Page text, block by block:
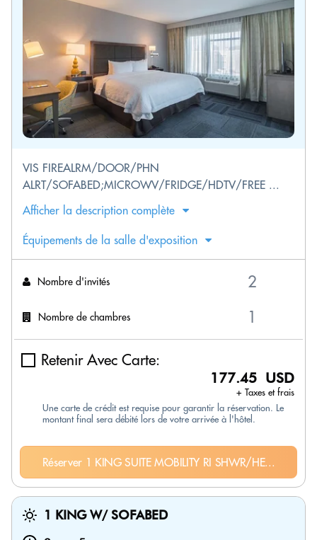
VIS FIREALRM/DOOR/PHN
ALRT/SOFABED;MICROWV/FRIDGE/HDTV/FREE ...
Afficher la description complète
Équipements de la salle d'exposition
Nombre d'invités
Nombre de chambres
Retenir Avec Carte:
177.45 USD
+ Taxes et frais
Une carte de crédit est requise pour garantir la réservation. Le
montant final sera débité lors de votre arrivée à l'hôtel.
Réserver 1 KING SUITE MOBILITY RI SHWR/HE...
1 KING W/ SOFABED